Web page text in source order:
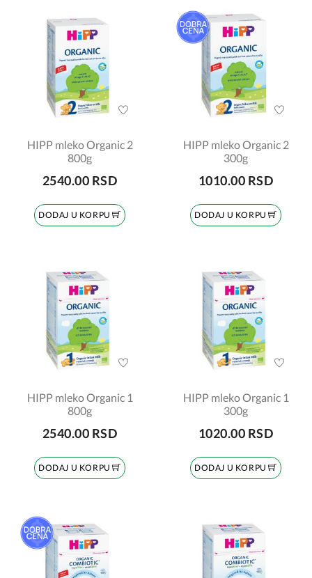
HIPP mleko Organic 2
800g
2540.00 RSD
DODAJ U KORPU
HIPP mleko Organic 2
300g
1010.00 RSD
DODAJ U KORPU
HIPP mleko Organic 1
800g
2540.00 RSD
DODAJ U KORPU
HIPP mleko Organic 1
300g
1020.00 RSD
DODAJ U KORPU